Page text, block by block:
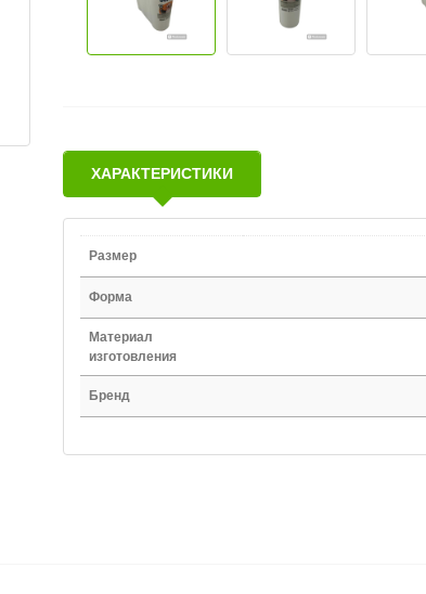
ХАРАКТЕРИСТИКИ
Размер
Форма
Материал
изготовления
Бренд